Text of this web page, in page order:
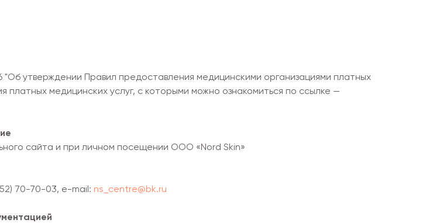
утверждении Правил предоставления медицинскими организациями платных
платных медицинских услуг, с которыми можно ознакомиться по ссылке —
сайта и при личном посещении ООО «Nord Skin»
70-70-03, e-mail: ns_centre@bk.ru